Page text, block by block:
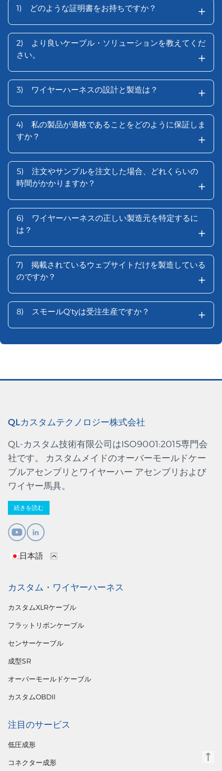
1) どのような証明書をお持ちですか？ +
2)
より良いケーブル・ソリューションを教えてくだ
さい。
+
3) ワイヤーハーネスの設計と製造は？ +
4)
私の製品が適格であることをどのように保証しま
すか？
+
5)
注文やサンプルを注文した場合、どれくらいの
時間がかかりますか？
+
6)
ワイヤーハーネスの正しい製造元を特定するに
は？
+
7)
掲載されているウェブサイトだけを製造している
のですか？
+
8) スモールQ'tyは受注生産ですか？ +
QLカスタムテクノロジー株式会社
QL-カスタム技術有限公司はISO9001:2015専門会
社です。 カスタムメイドのオーバーモールドケー
ブルアセンブリとワイヤーハー アセンブリおよび
ワイヤー馬具。
続きを読む
日本語
カスタム・ワイヤーハーネス
カスタムXLRケーブル
フラットリボンケーブル
センサーケーブル
成型SR
オーバーモールドケーブル
カスタムOBDII
注目のサービス
低圧成形
コネクター成形